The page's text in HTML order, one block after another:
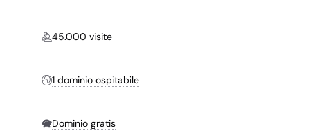
45.000 visite
1 dominio ospitabile
Dominio gratis